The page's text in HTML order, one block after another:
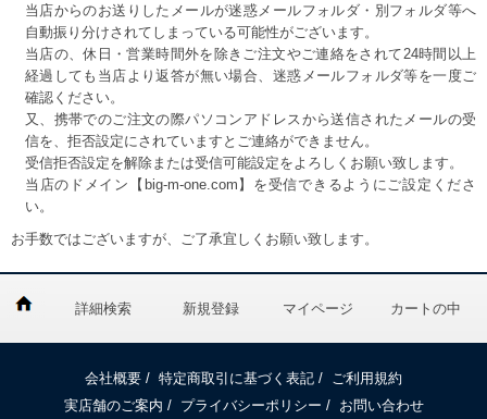
当店からのお送りしたメールが迷惑メールフォルダ・別フォルダ等へ
自動振り分けされてしまっている可能性がございます。
当店の、休日・営業時間外を除きご注文やご連絡をされて24時間以上
経過しても当店より返答が無い場合、迷惑メールフォルダ等を一度ご
確認ください。
又、携帯でのご注文の際パソコンアドレスから送信されたメールの受
信を、拒否設定にされていますとご連絡ができません。
受信拒否設定を解除または受信可能設定をよろしくお願い致します。
当店のドメイン【big-m-one.com】を受信できるようにご設定くださ
い。
お手数ではございますが、ご了承宜しくお願い致します。
詳細検索 新規登録 マイページ カートの中
会社概要 / 特定商取引に基づく表記 /
ご利用規約
実店舗のご案内 / プライバシーポリシー / お問い合わせ